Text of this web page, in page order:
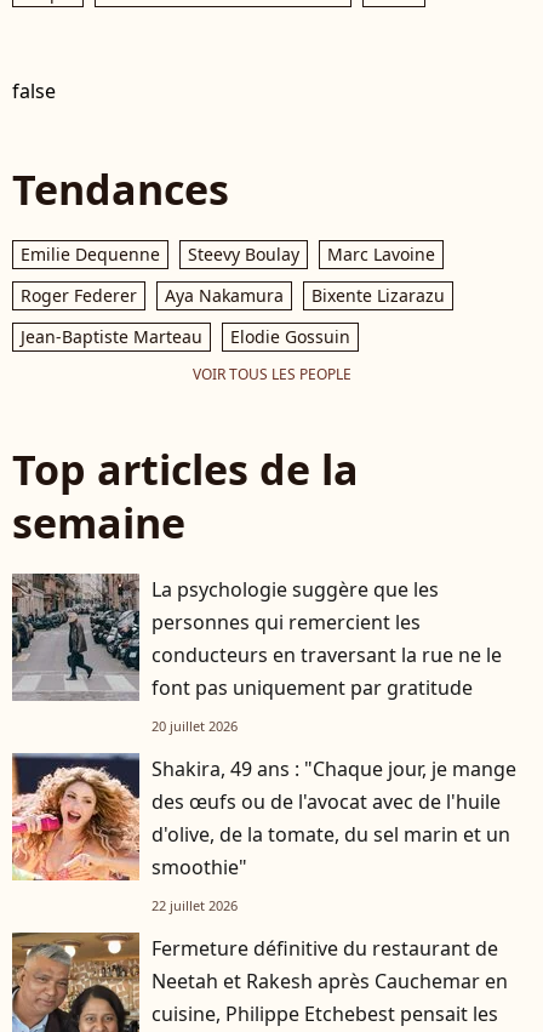
false
Tendances
Emilie Dequenne Steevy Boulay
Marc Lavoine
Roger Federer
Aya Nakamura
Bixente Lizarazu
Jean-Baptiste Marteau
Elodie Gossuin
VOIR TOUS LES PEOPLE
Top articles de la
semaine
La psychologie suggère que les
personnes qui remercient les
conducteurs en traversant la rue ne le
font pas uniquement par gratitude
20 juillet 2026
Shakira, 49 ans : "Chaque jour, je mange
des œufs ou de l'avocat avec de l'huile
d'olive, de la tomate, du sel marin et un
smoothie"
22 juillet 2026
Fermeture définitive du restaurant de
Neetah et Rakesh après Cauchemar en
cuisine, Philippe Etchebest pensait les